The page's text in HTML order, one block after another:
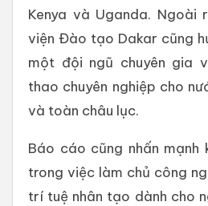
Kenya và Uganda. Ngoài
viện Đào tạo Dakar cũng
một đội ngũ chuyên gia
thao chuyên nghiệp cho
và toàn châu lục.
Báo cáo cũng nhấn mạnh
trong việc làm chủ công
trí tuệ nhân tạo dành cho